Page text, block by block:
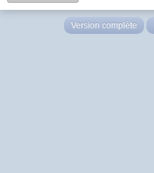
Version complète